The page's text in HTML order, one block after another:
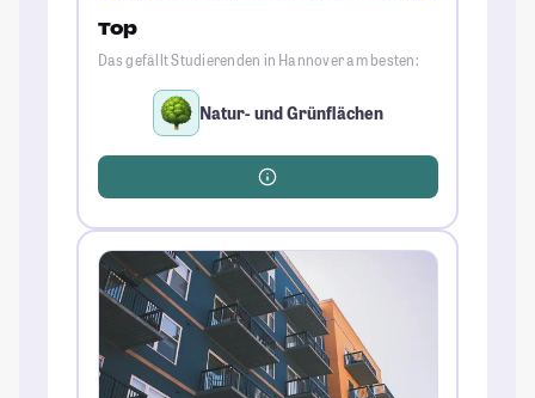
Top
Das gefällt Studierenden in Hannover am besten:
Natur- und Grünflächen